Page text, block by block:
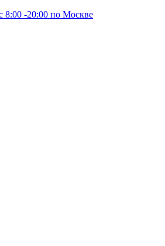
8:00 -20:00 по Москве